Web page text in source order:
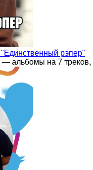
рэпер"
альбомы на 7